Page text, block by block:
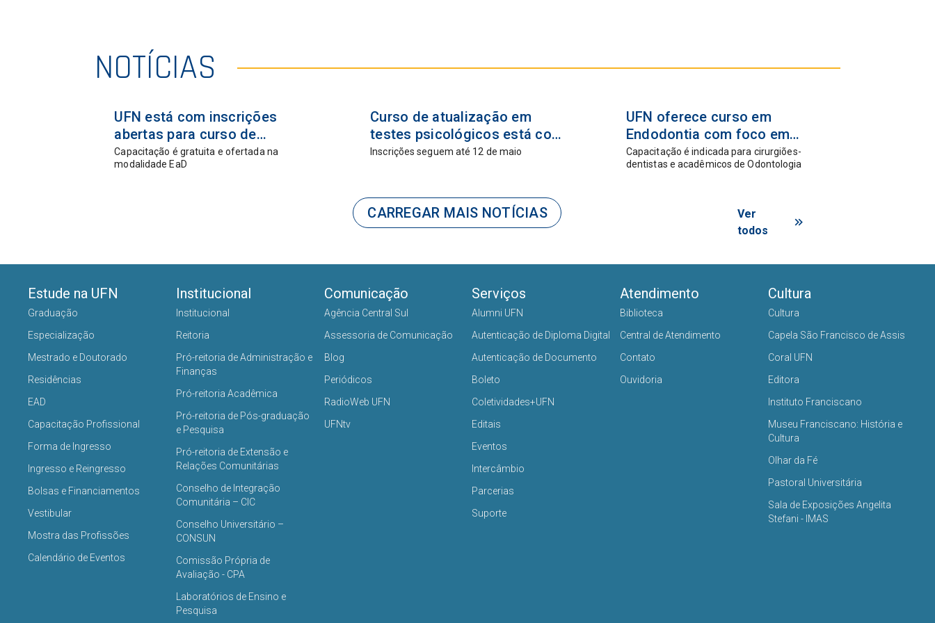
NOTÍCIAS
02 jun
2026
UFN está com inscrições
abertas para curso de
educação religiosa na
Educação Infantil
Capacitação é gratuita e ofertada na
modalidade EaD
24 abr
2026
Curso de atualização em
testes psicológicos está com
inscrições abertas
Inscrições seguem até 12 de maio
15 abr
2026
UFN oferece curso em
Endodontia com foco em
atendimento de casos
complexos
Capacitação é indicada para cirurgiões-
dentistas e acadêmicos de Odontologia
CARREGAR MAIS NOTÍCIAS
Ver
todos
Estude na UFN
Graduação
Especialização
Mestrado e Doutorado
Residências
EAD
Capacitação Profissional
Forma de Ingresso
Ingresso e Reingresso
Bolsas e Financiamentos
Vestibular
Mostra das Profissões
Calendário de Eventos
Institucional
Institucional
Reitoria
Pró-reitoria de Administração e
Finanças
Pró-reitoria Acadêmica
Pró-reitoria de Pós-graduação
e Pesquisa
Pró-reitoria de Extensão e
Relações Comunitárias
Conselho de Integração
Comunitária – CIC
Conselho Universitário –
CONSUN
Comissão Própria de
Avaliação - CPA
Laboratórios de Ensino e
Pesquisa
Comunicação
Agência Central Sul
Assessoria de Comunicação
Blog
Periódicos
RadioWeb UFN
UFNtv
Serviços
Alumni UFN
Autenticação de Diploma Digital
Autenticação de Documento
Boleto
Coletividades+UFN
Editais
Eventos
Intercâmbio
Parcerias
Suporte
Atendimento
Biblioteca
Central de Atendimento
Contato
Ouvidoria
Cultura
Cultura
Capela São Francisco de Assis
Coral UFN
Editora
Instituto Franciscano
Museu Franciscano: História e
Cultura
Olhar da Fé
Pastoral Universitária
Sala de Exposições Angelita
Stefani - IMAS